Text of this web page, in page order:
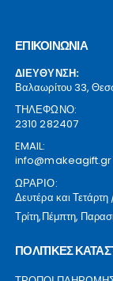
ΕΠΙΚΟΙΝΩΝΙΑ
ΔΙΕΥΘΥΝΣΗ:
Βαλαωρίτου 33,
ΤΗΛΕΦΩΝΟ:
2310 282407
EMAIL:
info@makeagift.gr
ΩΡΑΡΙΟ:
Δευτέρα και
Τρίτη,Πέμπτη,
ΠΟΛΙΤΙΚΕΣ